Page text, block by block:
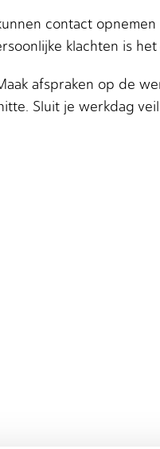
contact
klachten is
afspraken op de
Sluit je werkdag